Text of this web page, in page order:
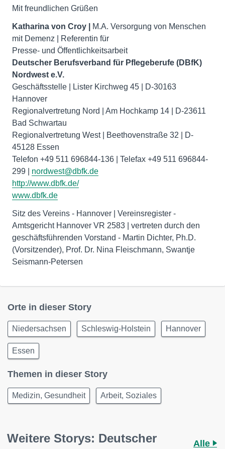
Mit freundlichen Grüßen
Katharina von Croy |
M.A. Versorgung von Menschen
mit Demenz | Referentin für
Deutscher Berufsverband für Pflegeberufe (DBfK)
Nordwest e.V.
Geschäftsstelle | Lister Kirchweg 45 | D-30163
Hannover
Regionalvertretung Nord | Am Hochkamp 14 | D-23611
Bad Schwartau
Regionalvertretung West | Beethovenstraße 32 | D-
45128 Essen
Telefon +49 511 696844-136 | Telefax +49 511 696844-
299 | nordwest@dbfk.de
http://www.dbfk.de/
www.dbfk.de
Sitz des Vereins - Hannover | Vereinsregister -
Amtsgericht Hannover VR 2583 | vertreten durch den
geschäftsführenden Vorstand - Martin Dichter, Ph.D.
(Vorsitzender), Prof. Dr. Nina Fleischmann, Swantje
Seismann-Petersen
Orte in dieser Story
Niedersachsen Schleswig-Holstein Hannover
Essen
Themen in dieser Story
Medizin, Gesundheit Arbeit, Soziales
Weitere Storys: Deutscher
Alle